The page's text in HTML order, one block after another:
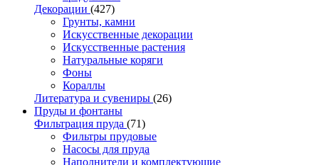
Декорации (427)
Грунты, камни
Искусственные декорации
Искусственные растения
Натуральные коряги
Фоны
Кораллы
Литература и сувениры (26)
Пруды и фонтаны
Фильтрация пруда (71)
Фильтры прудовые
Насосы для пруда
Наполнители и комплектующие